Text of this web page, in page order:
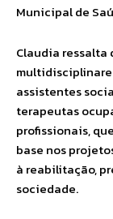
Municipal de
Claudia ressalta
assistentes
terapeutas
profissionais,
base nos
à reabilitação,
sociedade.